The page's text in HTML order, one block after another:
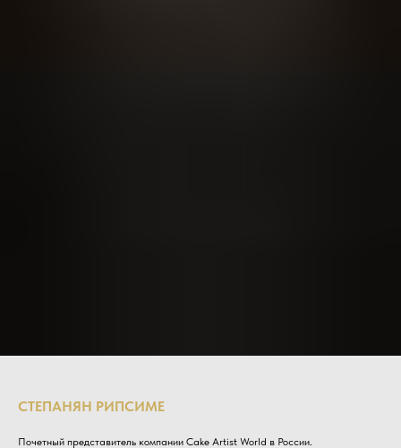
СТЕПАНЯН РИПСИМЕ
Почетный представитель компании Cake Artist World в России.